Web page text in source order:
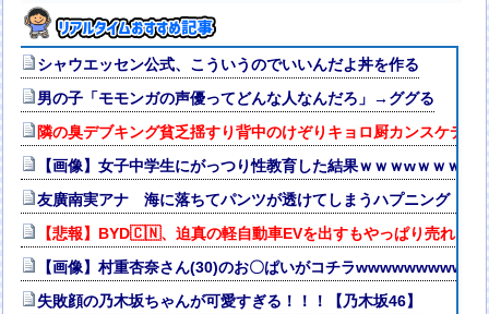
シャウエッセン公式、こういうのでいいんだよ丼を作る
男の子「モモンガの声優ってどんな人なんだろ」→ググる
隣の臭デブキング貧乏揺すり背中のけぞりキョロ厨カンスケデ
【画像】女子中学生にがっつり性教育した結果ｗｗｗwｗｗｗｗ
友廣南実アナ 海に落ちてパンツが透けてしまうハプニング！！
【悲報】BYD🇨🇳、迫真の軽自動車EVを出すもやっぱり売れない
【画像】村重杏奈さん(30)のお〇ぱいがコチラ
失敗顔の乃木坂ちゃんが可愛すぎる！！！【乃木坂46】